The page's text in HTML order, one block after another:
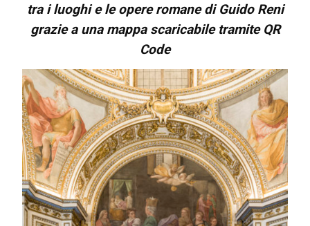
tra i luoghi e le opere romane di Guido Reni
grazie a una mappa scaricabile tramite QR
Code